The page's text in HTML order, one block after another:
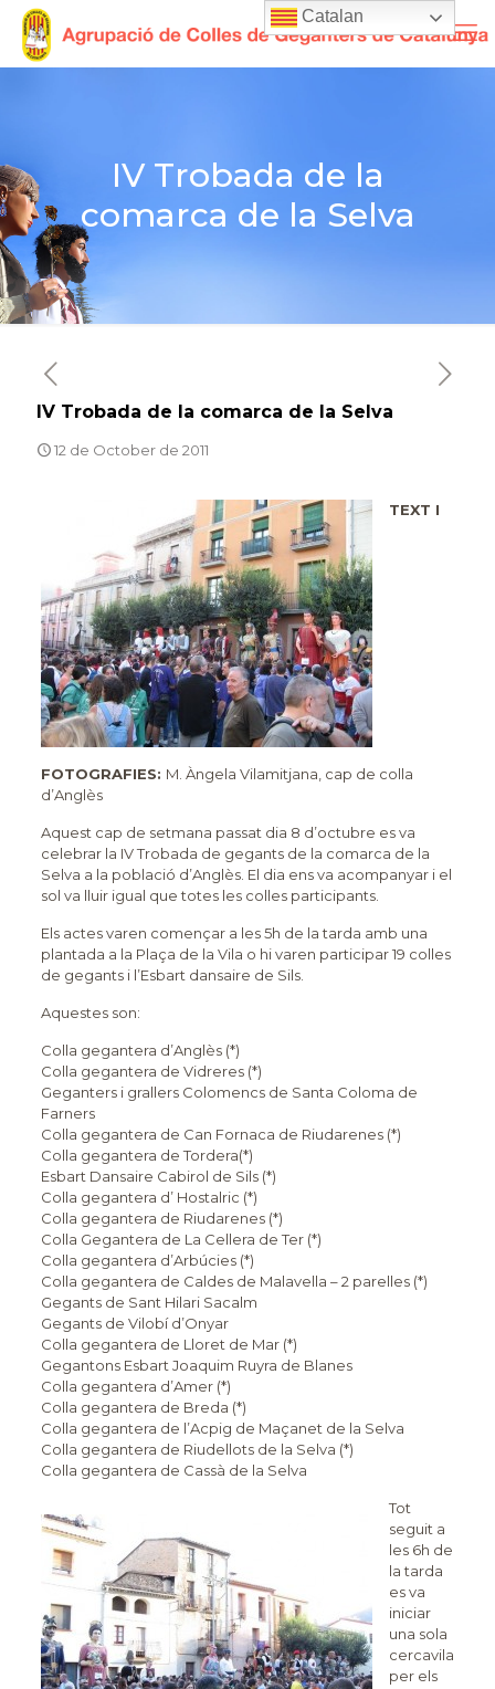
IV Trobada de la
comarca de la Selva
IV Trobada de la comarca de la Selva
12 de October de 2011
TEXT I
FOTOGRAFIES: M. Àngela Vilamitjana, cap de colla
d’Anglès
Aquest cap de setmana passat dia 8 d’octubre es va
celebrar la IV Trobada de gegants de la comarca de la
Selva a la població d’Anglès. El dia ens va acompanyar i el
sol va lluir igual que totes les colles participants.
Els actes varen començar a les 5h de la tarda amb una
plantada a la Plaça de la Vila o hi varen participar 19 colles
de gegants i l’Esbart dansaire de Sils.
Aquestes son:
Colla gegantera d’Anglès (*)
Colla gegantera de Vidreres (*)
Geganters i grallers Colomencs de Santa Coloma de
Farners
Colla gegantera de Can Fornaca de Riudarenes (*)
Colla gegantera de Tordera(*)
Esbart Dansaire Cabirol de Sils (*)
Colla gegantera d’ Hostalric (*)
Colla gegantera de Riudarenes (*)
Colla Gegantera de La Cellera de Ter (*)
Colla gegantera d’Arbúcies (*)
Colla gegantera de Caldes de Malavella – 2 parelles (*)
Gegants de Sant Hilari Sacalm
Gegants de Vilobí d’Onyar
Colla gegantera de Lloret de Mar (*)
Gegantons Esbart Joaquim Ruyra de Blanes
Colla gegantera d’Amer (*)
Colla gegantera de Breda (*)
Colla gegantera de l’Acpig de Maçanet de la Selva
Colla gegantera de Riudellots de la Selva (*)
Colla gegantera de Cassà de la Selva
Tot
seguit a
les 6h de
la tarda
es va
iniciar
una sola
cercavila
per els
Catalan